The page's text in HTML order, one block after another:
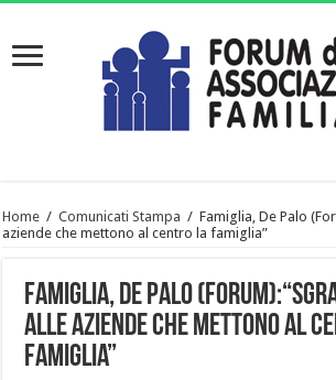
Home / Comunicati Stampa / Famiglia, De Palo
aziende che mettono al centro la famiglia”
Famiglia, De Palo
alle aziende che mettono al
famiglia”